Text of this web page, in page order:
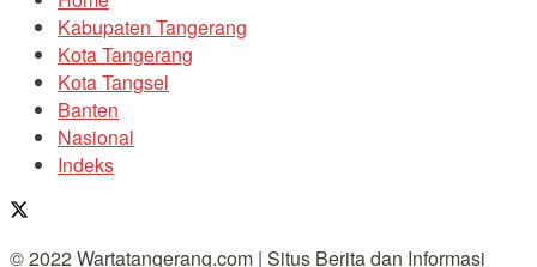
Kabupaten Tangerang
Kota Tangerang
Kota Tangsel
Banten
Nasional
Indeks
© 2022 Wartatangerang.com | Situs Berita dan Informasi